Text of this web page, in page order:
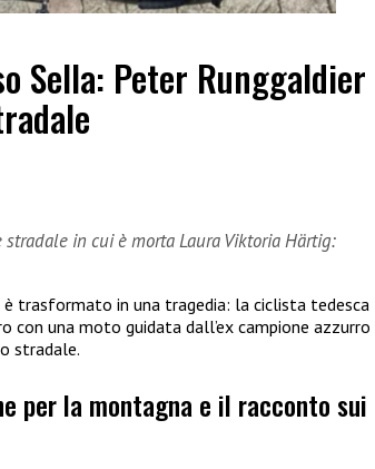
Sella: Peter Runggaldier
in cui è morta Laura Viktoria Härtig:
è trasformato in una tragedia: la ciclista tedesca
una moto guidata dall’ex campione azzurro
stradale.
per la montagna e il racconto sui